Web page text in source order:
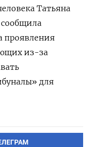
Татьяна
проявления
из-за
для